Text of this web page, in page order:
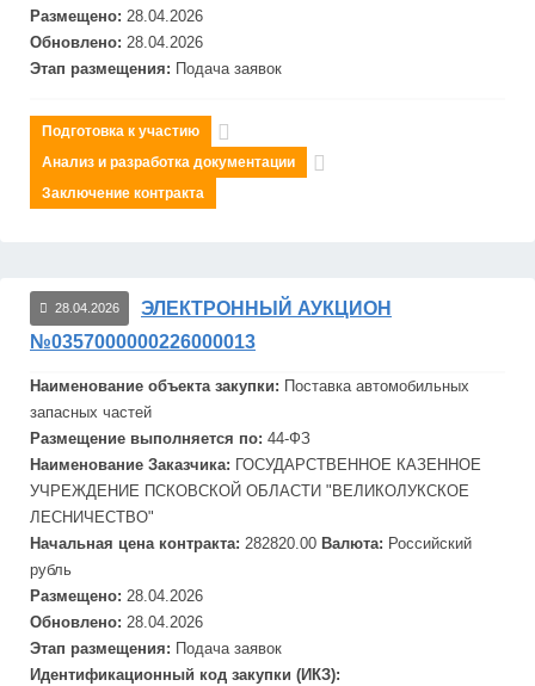
Размещено: 28.04.2026
Обновлено: 28.04.2026
Этап размещения: Подача заявок
Подготовка к участию
Анализ и разработка документации
Заключение контракта
28.04.2026
ЭЛЕКТРОННЫЙ АУКЦИОН
№0357000000226000013
Наименование объекта закупки: Поставка автомобильных
запасных частей
Размещение выполняется по: 44-ФЗ
Наименование Заказчика: ГОСУДАРСТВЕННОЕ КАЗЕННОЕ
УЧРЕЖДЕНИЕ ПСКОВСКОЙ ОБЛАСТИ "ВЕЛИКОЛУКСКОЕ
ЛЕСНИЧЕСТВО"
Начальная цена контракта: 282820.00 Валюта: Российский
рубль
Размещено: 28.04.2026
Обновлено: 28.04.2026
Этап размещения: Подача заявок
Идентификационный код закупки (ИКЗ):